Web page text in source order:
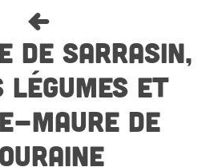
DE SARRASIN,
LÉGUMES ET
MAURE DE